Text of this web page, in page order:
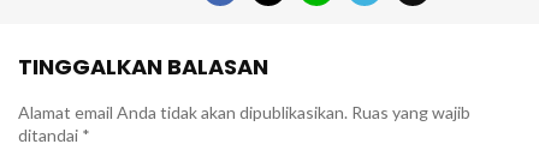
TINGGALKAN BALASAN
Alamat email Anda tidak akan dipublikasikan. Ruas yang wajib
ditandai *